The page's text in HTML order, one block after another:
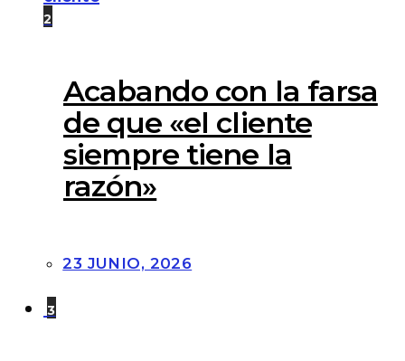
2
Acabando con la farsa
de que «el cliente
siempre tiene la
razón»
23 JUNIO, 2026
3